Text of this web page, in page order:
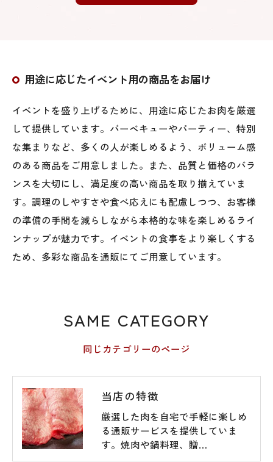
用途に応じたイベント用の商品をお届け
イベントを盛り上げるために、用途に応じたお肉を厳選
して提供しています。バーベキューやパーティー、特別
な集まりなど、多くの人が楽しめるよう、ボリューム感
のある商品をご用意しました。また、品質と価格のバラ
ンスを大切にし、満足度の高い商品を取り揃えていま
す。調理のしやすさや食べ応えにも配慮しつつ、お客様
の準備の手間を減らしながら本格的な味を楽しめるライ
ンナップが魅力です。イベントの食事をより楽しくする
ため、多彩な商品を通販にてご用意しています。
同じカテゴリーのページ
SAME CATEGORY
当店の特徴
厳選した肉を自宅で手軽に楽しめ
る通販サービスを提供していま
す。焼肉や鍋料理、贈…